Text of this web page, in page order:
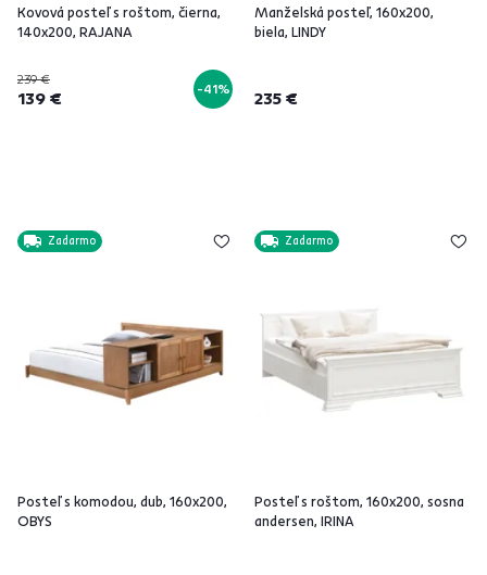
Kovová posteľ s roštom, čierna,
140x200, RAJANA
239 €
139 € -41%
Manželská posteľ, 160x200,
biela, LINDY
235 €
Zadarmo
Posteľ s komodou, dub, 160x200,
OBYS
Zadarmo
Posteľ s roštom, 160x200, sosna
andersen, IRINA